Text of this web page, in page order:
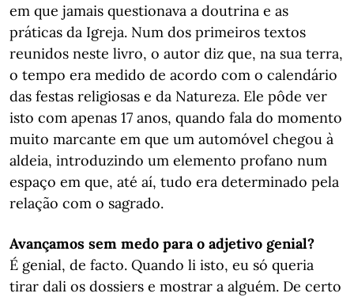
em que jamais questionava a doutrina e as
práticas da Igreja. Num dos primeiros textos
reunidos neste livro, o autor diz que, na sua terra,
o tempo era medido de acordo com o calendário
das festas religiosas e da Natureza. Ele pôde ver
isto com apenas 17 anos, quando fala do momento
muito marcante em que um automóvel chegou à
aldeia, introduzindo um elemento profano num
espaço em que, até aí, tudo era determinado pela
relação com o sagrado.
Avançamos sem medo para o adjetivo genial?
É genial, de facto. Quando li isto, eu só queria
tirar dali os dossiers e mostrar a alguém. De certo